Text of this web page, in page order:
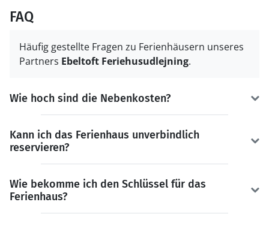
FAQ
Häufig gestellte Fragen zu Ferienhäusern unseres
Partners Ebeltoft Feriehusudlejning.
Wie hoch sind die Nebenkosten?
Kann ich das Ferienhaus unverbindlich
reservieren?
Wie bekomme ich den Schlüssel für das
Ferienhaus?